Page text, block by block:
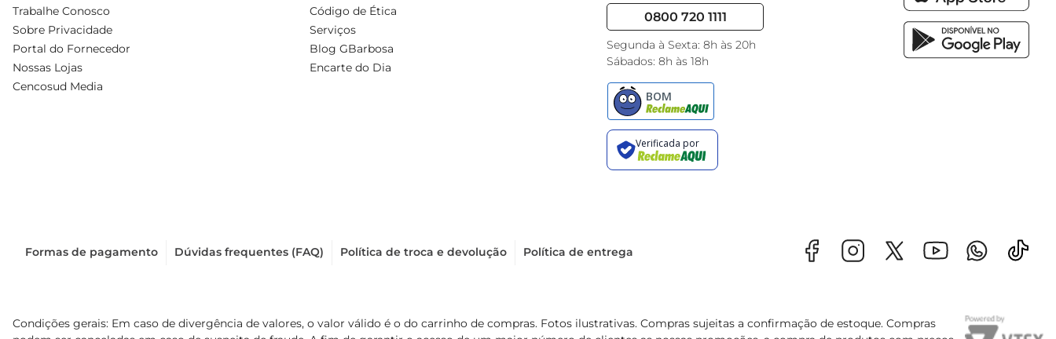
Trabalhe Conosco
Sobre Privacidade
Portal do Fornecedor
Nossas Lojas
Cencosud Media
Código de Ética
Serviços
Blog GBarbosa
Encarte do Dia
0800 720 1111
Segunda à Sexta: 8h às 20h
Sábados: 8h às 18h
Formas de pagamento Dúvidas frequentes (FAQ) Política de troca e devolução Política de entrega
Condições gerais: Em caso de divergência de valores, o valor válido é o do carrinho de compras. Fotos ilustrativas. Compras sujeitas a confirmação de estoque. Compras